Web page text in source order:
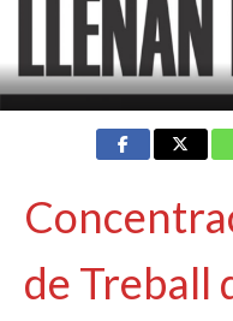
de Treball